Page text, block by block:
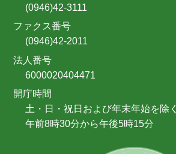
(0946)42-3111
ファクス番号
(0946)42-2011
法人番号
6000020404471
開庁時間
土・日・祝日および年末年始を除く
午前8時30分から午後5時15分